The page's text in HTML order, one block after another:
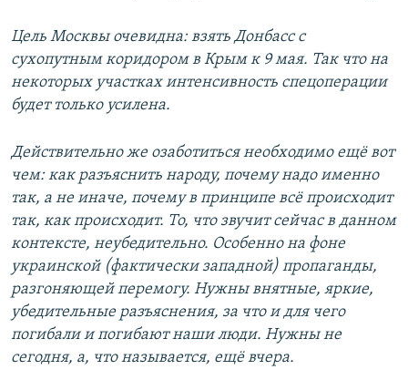
Цель Москвы очевидна: взять Донбасс с
сухопутным коридором в Крым к 9 мая. Так что на
некоторых участках интенсивность спецоперации
будет только усилена.
Действительно же озаботиться необходимо ещё вот
чем: как разъяснить народу, почему надо именно
так, а не иначе, почему в принципе всё происходит
так, как происходит. То, что звучит сейчас в данном
контексте, неубедительно. Особенно на фоне
украинской (фактически западной) пропаганды,
разгоняющей перемогу. Нужны внятные, яркие,
убедительные разъяснения, за что и для чего
погибали и погибают наши люди. Нужны не
сегодня, а, что называется, ещё вчера.